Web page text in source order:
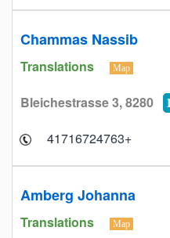
Chammas Nassib
Translations Map
Bleichestrasse 3, 8280
+41716724763
Amberg Johanna
Translations Map